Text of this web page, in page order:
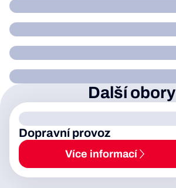
Další obory
Dopravní provoz
Více informací